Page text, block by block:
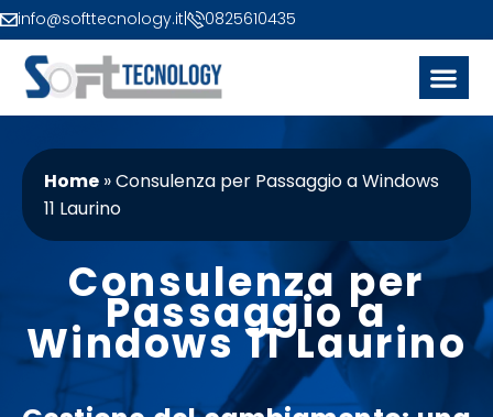
info@softtecnology.it 0825610435
Home »Consulenza per Passaggio a Windows
11 Laurino
Consulenza per
Passaggio a
Windows 11 Laurino